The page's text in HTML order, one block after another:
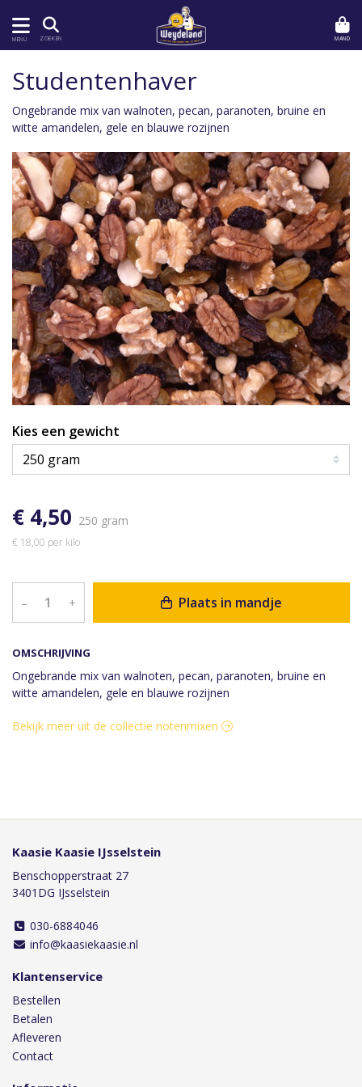
MENU ZOEKEN MAND
OMSCHRIJVING
Ongebrande mix van walnoten, pecan, paranoten, bruine en
witte amandelen, gele en blauwe rozijnen
Studentenhaver
Ongebrande mix van walnoten, pecan, paranoten, bruine en
witte amandelen, gele en blauwe rozijnen
Kies een gewicht
€ 4,50 250 gram
€ 18,00 per kilo
– + Plaats in mandje
Bekijk meer uit de collectie notenmixen
Kaasie Kaasie IJsselstein
Benschopperstraat 27
3401DG IJsselstein
030-6884046
info@kaasiekaasie.nl
Klantenservice
Bestellen
Betalen
Afleveren
Contact